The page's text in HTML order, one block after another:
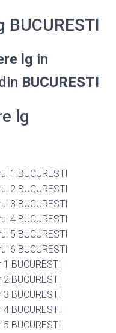
lg in
BUCURESTI
lg
1 BUCURESTI
2 BUCURESTI
3 BUCURESTI
4 BUCURESTI
5 BUCURESTI
6 BUCURESTI
BUCURESTI
BUCURESTI
BUCURESTI
BUCURESTI
BUCURESTI